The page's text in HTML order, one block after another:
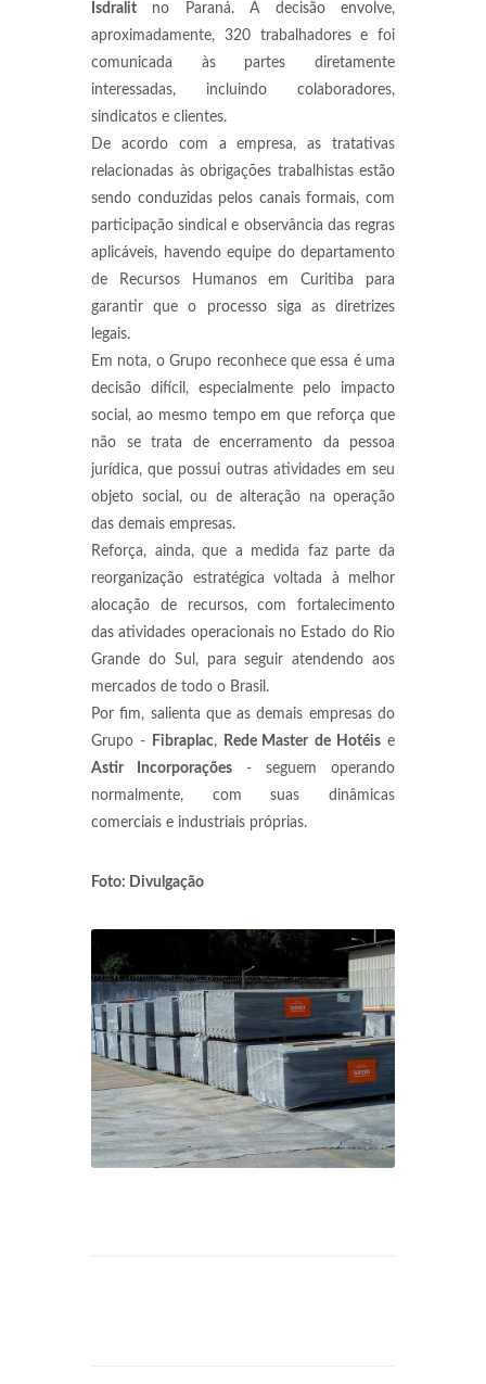
Isdralit no Paraná. A decisão envolve,
aproximadamente, 320 trabalhadores e foi
comunicada às partes diretamente
interessadas, incluindo colaboradores,
sindicatos e clientes.
De acordo com a empresa, as tratativas
relacionadas às obrigações trabalhistas estão
sendo conduzidas pelos canais formais, com
participação sindical e observância das regras
aplicáveis, havendo equipe do departamento
de Recursos Humanos em Curitiba para
garantir que o processo siga as diretrizes
legais.
Em nota, o Grupo reconhece que essa é uma
decisão difícil, especialmente pelo impacto
social, ao mesmo tempo em que reforça que
não se trata de encerramento da pessoa
jurídica, que possui outras atividades em seu
objeto social, ou de alteração na operação
das demais empresas.
Reforça, ainda, que a medida faz parte da
reorganização estratégica voltada à melhor
alocação de recursos, com fortalecimento
das atividades operacionais no Estado do Rio
Grande do Sul, para seguir atendendo aos
mercados de todo o Brasil.
Por fim, salienta que as demais empresas do
Grupo -
Fibraplac, Rede Master de Hotéis e
Astir Incorporações - seguem operando
normalmente, com suas dinâmicas
comerciais e industriais próprias.
Foto: Divulgação